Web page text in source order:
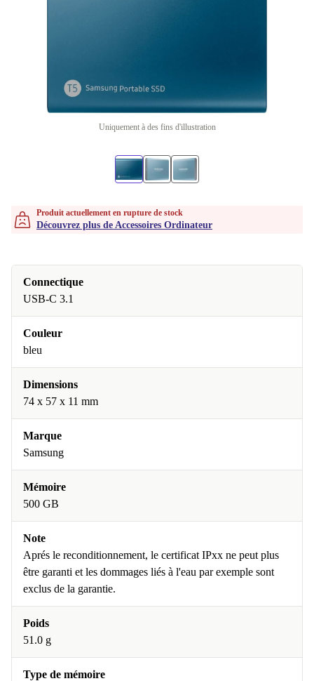
Uniquement à des fins d'illustration
Produit actuellement en rupture de stock
Découvrez plus de Accessoires Ordinateur
Connectique
USB-C 3.1
Couleur
bleu
Dimensions
74 x 57 x 11 mm
Marque
Samsung
Mémoire
500 GB
Note
Aprés le reconditionnement, le certificat IPxx ne peut plus
être garanti et les dommages liés à l'eau par exemple sont
exclus de la garantie.
Poids
51.0 g
Type de mémoire